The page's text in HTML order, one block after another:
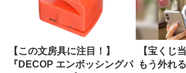
【この文房具に注目！】
『DECOP エンボッシングパ
【宝くじ
もう外れ